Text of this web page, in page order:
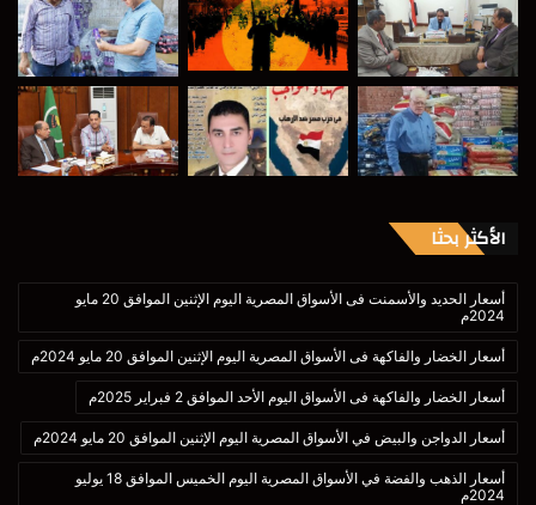
الأكثر بحثا
أسعار الحديد والأسمنت فى الأسواق المصرية اليوم الإثنين الموافق 20 مايو
2024م
أسعار الخضار والفاكهة فى الأسواق المصرية اليوم الإثنين الموافق 20 مايو 2024م
أسعار الخضار والفاكهة فى الأسواق اليوم الأحد الموافق 2 فبراير 2025م
أسعار الدواجن والبيض في الأسواق المصرية اليوم الإثنين الموافق 20 مايو 2024م
أسعار الذهب والفضة في الأسواق المصرية اليوم الخميس الموافق 18 يوليو
2024م